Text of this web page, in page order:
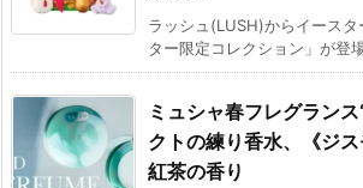
ラッシュ(LUSH)からイースタ
ター限定コレクション」が登
ミュシャ春フレグラン
クトの練り香水、《ジ
紅茶の香り